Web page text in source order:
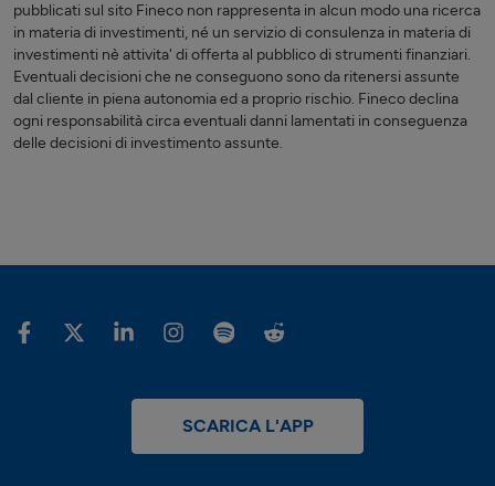
pubblicati sul sito Fineco non rappresenta in alcun modo una ricerca
in materia di investimenti, né un servizio di consulenza in materia di
investimenti nè attivita' di offerta al pubblico di strumenti finanziari.
Eventuali decisioni che ne conseguono sono da ritenersi assunte
dal cliente in piena autonomia ed a proprio rischio. Fineco declina
ogni responsabilità circa eventuali danni lamentati in conseguenza
delle decisioni di investimento assunte.
SCARICA L'APP